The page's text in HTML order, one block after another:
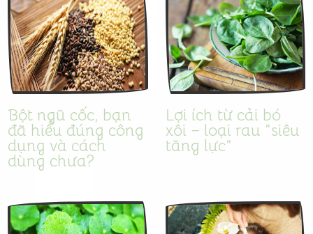
Bột ngũ cốc, bạn
đã hiểu đúng công
dụng và cách
dùng chưa?
Lợi ích từ cải bó
xôi – loại rau “siêu
tăng lực”